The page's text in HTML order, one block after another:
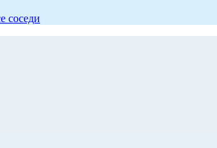
соседи